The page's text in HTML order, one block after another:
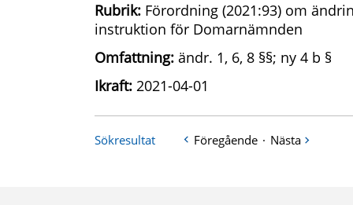
Rubrik: Förordning (2021:93) om
instruktion för Domarnämnden
Omfattning: ändr. 1, 6, 8 §§; ny 4 b §
Ikraft: 2021-04-01
Sökresultat Föregående · Nästa